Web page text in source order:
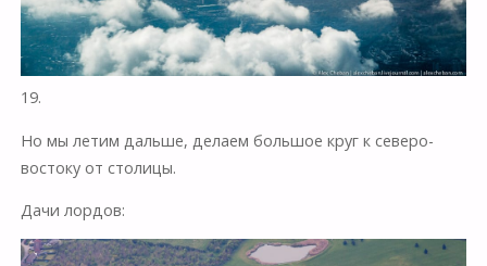
19.
Но мы летим дальше, делаем большое круг к северо-
востоку от столицы.
Дачи лордов: